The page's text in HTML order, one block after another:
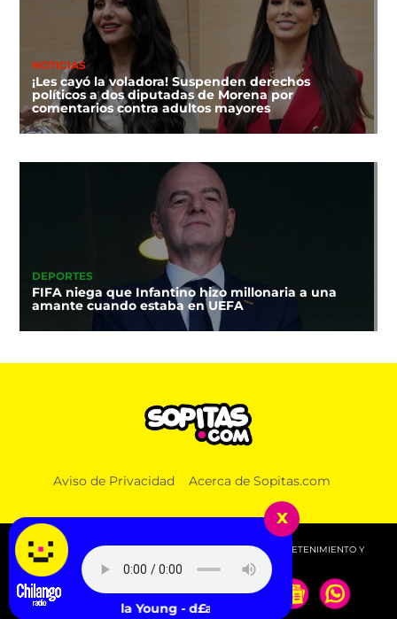
NOTICIAS
¡Les cayó la voladora! Suspenden derechos
políticos a dos diputadas de Morena por
comentarios contra adultos mayores
DEPORTES
FIFA niega que Infantino hizo millonaria a una
amante cuando estaba en UEFA
Aviso de Privacidad Acerca de Sopitas.com
© 2026 SOPITAS.COM - MÚSICA, NOTICIAS, DEPORTES, ENTRETENIMIENTO Y
MÁS!.
x
Lola Young - d£aler